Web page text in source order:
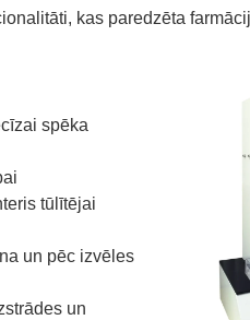
kas paredzēta
spēka
tūlītējai
un pēc izvēles
un